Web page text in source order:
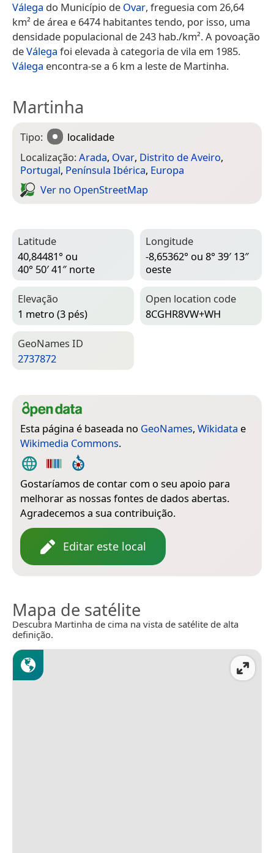
Válega do Município de Ovar, freguesia com 26,64
km² de área e 6474 habitantes tendo, por isso, uma
densidade populacional de 243 hab./km². A povoação
deVálega foi elevada à categoria de vila em 1985.
Válega encontra-se a 6 km a leste de Martinha.
Martinha
Tipo:
localidade
Localização:Arada, Ovar, Distrito de Aveiro,
Portugal, Península Ibérica, Europa
Ver no Open­Street­Map
Latitude
40,84481° ou
40° 50′ 41″ norte
Longitude
-8,65362° ou 8° 39′ 13″
oeste
Elevação
1 metro (3 pés)
Open location code
8CGHR8VW+WH
Geo­Names ID
2737872
Esta página é baseada no GeoNames, Wikidata e
Wikimedia Commons.
Gostaríamos de contar com o seu apoio para
melhorar as nossas fontes de dados abertas.
Agradecemos a sua contribuição.
Editar este local
Mapa de satélite
Descubra Martinha de cima na vista de satélite de alta
definição.